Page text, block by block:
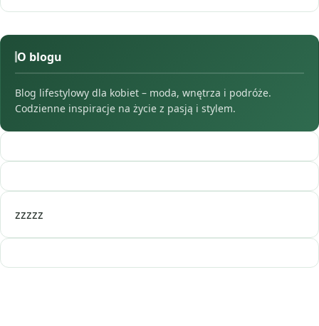
O blogu
Blog lifestylowy dla kobiet – moda, wnętrza i podróże.
Codzienne inspiracje na życie z pasją i stylem.
zzzzz